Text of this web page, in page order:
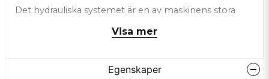
Det hydrauliska systemet är en av maskinens stora
genom hela disktanken, medan
För sköljmomentet användsrostfria sköljarmar
Visa mer
Egenskaper